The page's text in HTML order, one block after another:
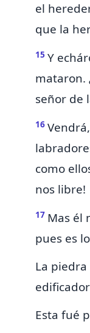
el
que la
15 Y
mataron.
señor de
16
como
nos libre!
17 Mas él
pues es
La
Esta fué